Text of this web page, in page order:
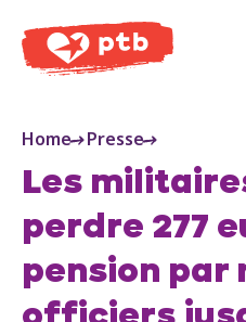
PTB
Home Presse
Les
perdre 277
pension par